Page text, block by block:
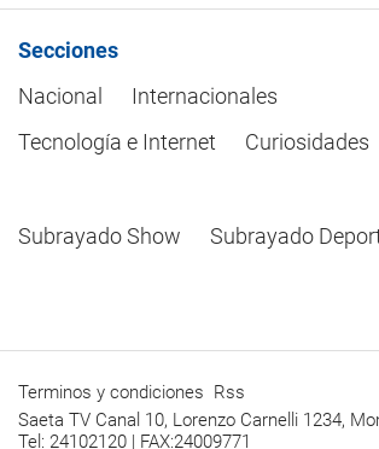
Secciones
Nacional
Internacionales
Tecnología e Internet
Curiosidades
Subrayado Show Subrayado
Terminos y condiciones Rss
Saeta TV Canal 10, Lorenzo Carnelli 1234,
Tel: 24102120 | FAX:24009771